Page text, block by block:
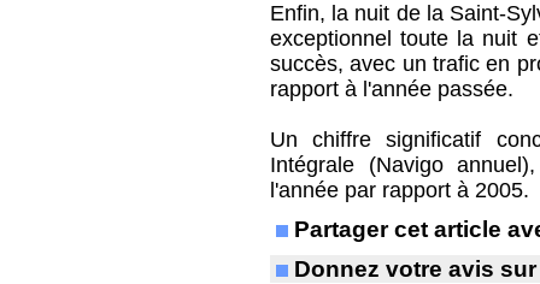
Enfin, la nuit de la Saint-
exceptionnel toute la nuit
succès, avec un trafic en
rapport à l'année passée.
Un chiffre significatif
Intégrale (Navigo
l'année par rapport à 2005.
Partager cet article
Donnez votre avis